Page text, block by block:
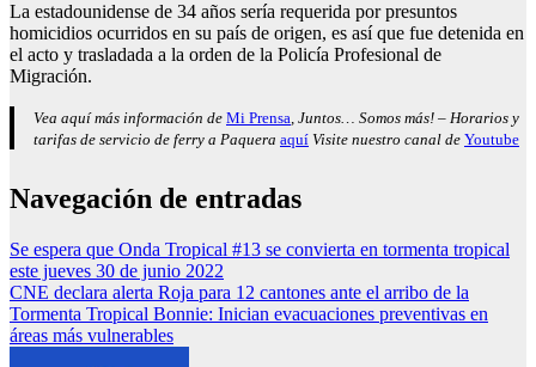
La estadounidense de 34 años sería requerida por presuntos
homicidios ocurridos en su país de origen, es así que fue detenida en
el acto y trasladada a la orden de la Policía Profesional de
Migración.
Vea aquí más información de Mi Prensa, Juntos… Somos más! – Horarios y
tarifas de servicio de ferry a Paquera aquí Visite nuestro canal de Youtube
Navegación de entradas
Se espera que Onda Tropical #13 se convierta en tormenta tropical
este jueves 30 de junio 2022
CNE declara alerta Roja para 12 cantones ante el arribo de la
Tormenta Tropical Bonnie: Inician evacuaciones preventivas en
áreas más vulnerables